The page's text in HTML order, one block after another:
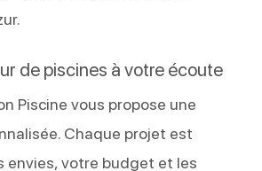
de piscines à votre écoute
Piscine vous propose une
Chaque projet est
envies, votre budget et les